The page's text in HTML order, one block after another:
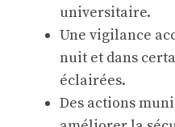
universitaire.
Une vigilance
nuit et dans
éclairées.
Des actions